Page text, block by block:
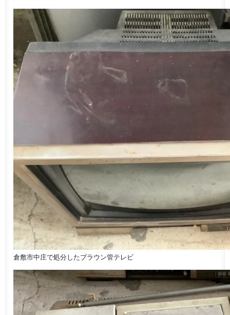
倉敷市中庄で処分したブラウン管テレビ